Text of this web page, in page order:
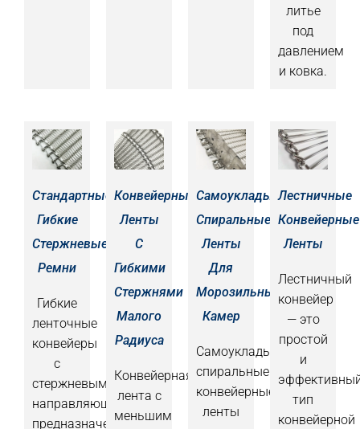
литье
под
давлением
и ковка.
Стандартные
Гибкие
Стержневые
Ремни
Гибкие
ленточные
конвейеры
с
стержневыми
направляющими
предназначены
Конвейерные
Ленты
С
Гибкими
Стержнями
Малого
Радиуса
Конвейерная
лента с
меньшим
Самоукладываемые
Спиральные
Ленты
Для
Морозильных
Камер
Самоукладываемые
спиральные
конвейерные
ленты
Лестничные
Конвейерные
Ленты
Лестничный
конвейер
— это
простой
и
тип
конвейерной